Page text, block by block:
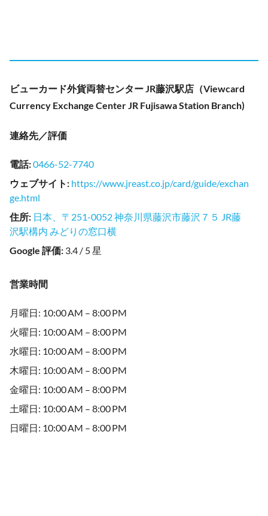
ビューカード外貨両替センター JR藤沢駅店（Viewcard
Currency Exchange Center JR Fujisawa Station Branch)
連絡先／評価
電話:0466-52-7740
ウェブサイト : https://www.jreast.co.jp/card/guide/exchan
ge.html
住所: 日本、〒251-0052 神奈川県藤沢市藤沢７５ JR藤
沢駅構内 みどりの窓口横
Google 評価: 3.4 / 5 星
営業時間
月曜日: 10:00 AM – 8:00 PM
火曜日: 10:00 AM – 8:00 PM
水曜日: 10:00 AM – 8:00 PM
木曜日: 10:00 AM – 8:00 PM
金曜日: 10:00 AM – 8:00 PM
土曜日: 10:00 AM – 8:00 PM
日曜日: 10:00 AM – 8:00 PM